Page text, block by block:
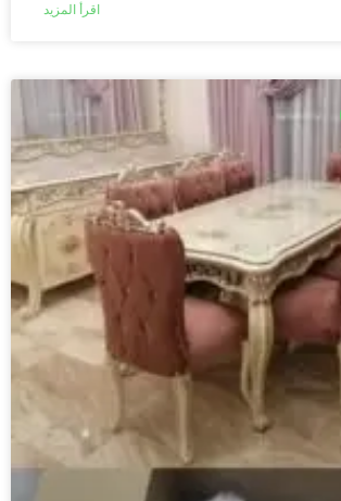
اقرأ المزيد